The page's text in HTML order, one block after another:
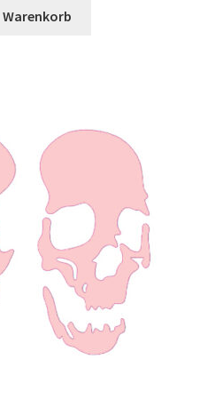
Warenkorb